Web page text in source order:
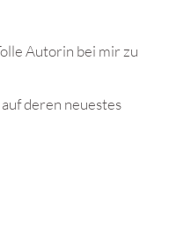
Autorin bei mir zu
deren neuestes